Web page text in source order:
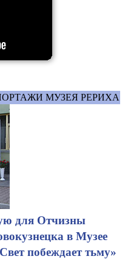
МУЗЕЯ РЕРИХА
для Отчизны
в Музее
побеждает тьму»